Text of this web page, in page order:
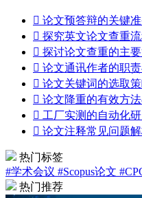
 论文预答辩的关键
 探究英文论文查重
 探讨论文查重的主
 论文通讯作者的职
 论文关键词的选取
 论文降重的有效方
 工厂实测的自动化
 论文注释常见问题
热门标签
#学术会议 #Scopus论文
热门推荐